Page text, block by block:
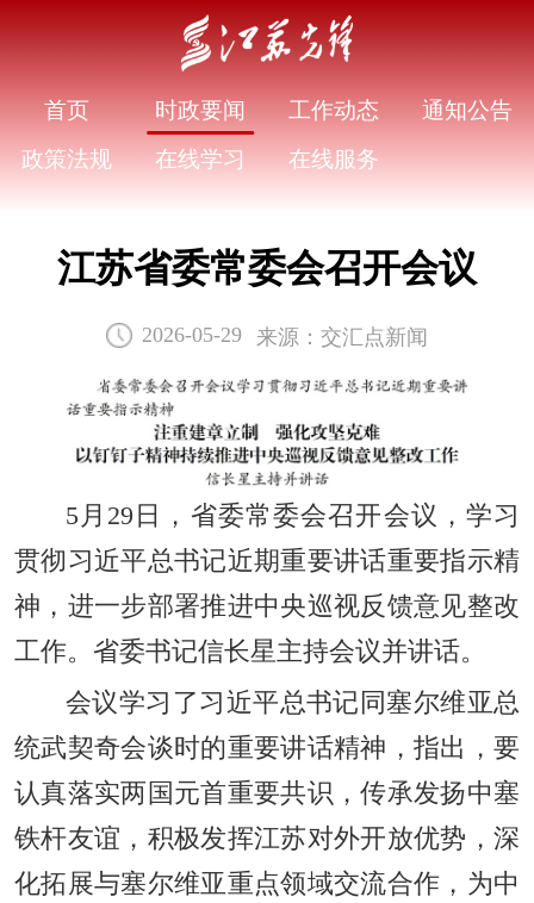
首页 时政要闻 工作动态
通知公告
政策法规
在线学习 在线服务
江苏省委常委会召开会议
2026-05-29 来源：交汇点新闻
5月29日，省委常委会召开会议，学习
贯彻习近平总书记近期重要讲话重要指示精
神，进一步部署推进中央巡视反馈意见整改
工作。省委书记信长星主持会议并讲话。
会议学习了习近平总书记同塞尔维亚总
统武契奇会谈时的重要讲话精神，指出，要
认真落实两国元首重要共识，传承发扬中塞
铁杆友谊，积极发挥江苏对外开放优势，深
化拓展与塞尔维亚重点领域交流合作，为中